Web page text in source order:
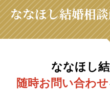
ななほし結婚相
ななほし
随時お問い合わ